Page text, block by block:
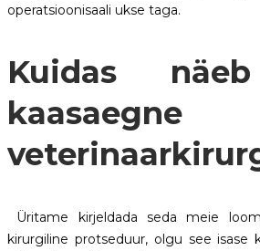
operatsioonisaali ukse taga.
Kuidas
kaasaegne
Üritame kirjeldada seda meie
kirurgiline protseduur, olgu see isase